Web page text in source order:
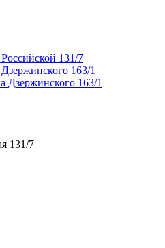
131/7
163/1
Дзержинского 163/1
131/7